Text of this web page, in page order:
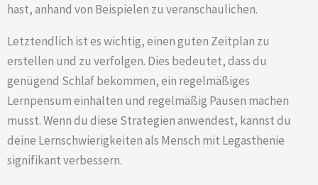
hast, anhand von Beispielen zu veranschaulichen.
Letztendlich ist es wichtig, einen guten Zeitplan zu
erstellen und zu verfolgen. Dies bedeutet, dass du
genügend Schlaf bekommen, ein regelmäßiges
Lernpensum einhalten und regelmäßig Pausen machen
musst. Wenn du diese Strategien anwendest, kannst du
deine Lernschwierigkeiten als Mensch mit Legasthenie
signifikant verbessern.